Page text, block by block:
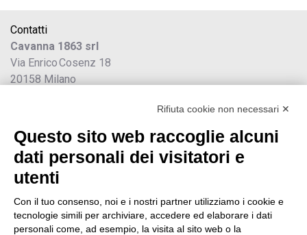
Contatti
Cavanna 1863 srl
Via Enrico Cosenz 18
20158 Milano
PIVA: IT12031880151
Traslochi
Traslochi Abitazioni
Traslochi per Aziende
Traslochi Internazionali Milano
Rifiuta cookie non necessari ✕
Questo sito web raccoglie alcuni
dati personali dei visitatori e
utenti
Con il tuo consenso, noi e i nostri partner utilizziamo i cookie e
tecnologie simili per archiviare, accedere ed elaborare i dati
personali come, ad esempio, la visita al sito web o la